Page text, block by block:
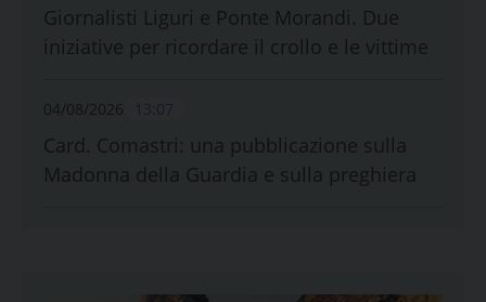
Giornalisti Liguri e Ponte Morandi. Due
iniziative per ricordare il crollo e le vittime
04/08/2026
Card. Comastri: una pubblicazione sulla
Madonna della Guardia e sulla preghiera